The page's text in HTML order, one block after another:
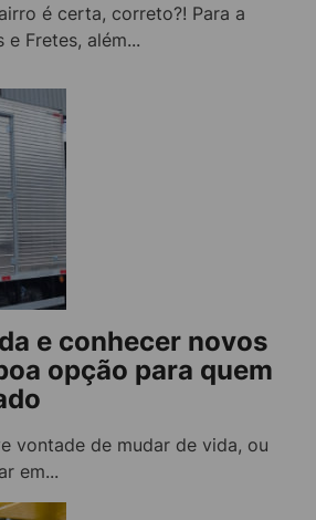
é certa, correto?! Para a
e Fretes, além...
e conhecer novos
opção para quem
vontade de mudar de vida, ou
em...